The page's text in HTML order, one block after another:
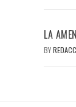
LA
BY